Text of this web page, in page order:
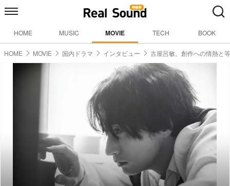
HOME MUSIC MOVIE TECH BOOK
HOME MOVIE 国内ドラマ インタビュー 古屋呂敏、創作への情熱と